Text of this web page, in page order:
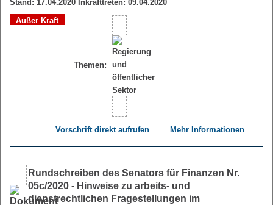
Stand: 17.04.2020 Inkrafttreten: 09.04.2020
Außer Kraft
Themen:
Vorschrift direkt aufrufen Mehr Informationen
Rundschreiben des Senators für Finanzen Nr.
05c/2020 - Hinweise zu arbeits- und
dienstrechtlichen Fragestellungen im